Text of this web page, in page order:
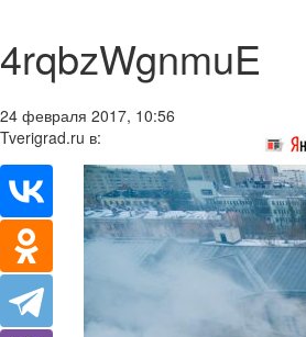
4rqbzWgnmuE
24 февраля 2017, 10:56
Tverigrad.ru в: